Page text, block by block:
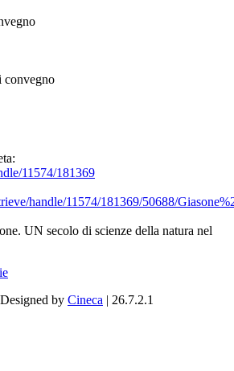
convegno
11574/181369
handle/11574/181369/50688/
UN secolo di scienze della natura nel
by Cineca | 26.7.2.1